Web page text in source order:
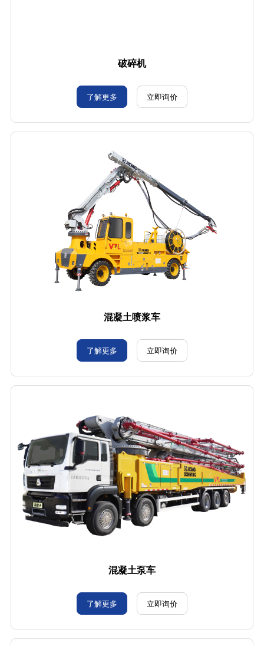
破碎机
了解更多 立即询价
混凝土喷浆车
了解更多 立即询价
混凝土泵车
了解更多 立即询价